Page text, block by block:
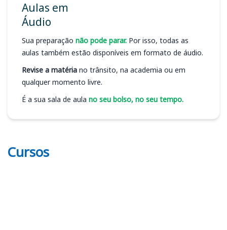
Aulas em
Áudio
Sua preparação não pode parar. Por isso, todas as
aulas também estão disponíveis em formato de áudio.
Revise a matéria no trânsito, na academia ou em
qualquer momento livre.
É a sua sala de aula no seu bolso, no seu tempo.
Cursos